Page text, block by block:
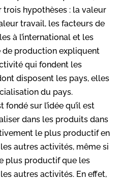
trois hypothèses : la valeur
travail, les facteurs de
à l’international et les
de production expliquent
qui fondent les
disposent les pays, elles
du pays.
fondé sur l’idée qu’il est
dans les produits dans
le plus productif en
autres activités, même si
plus productif que les
autres activités. En effet,